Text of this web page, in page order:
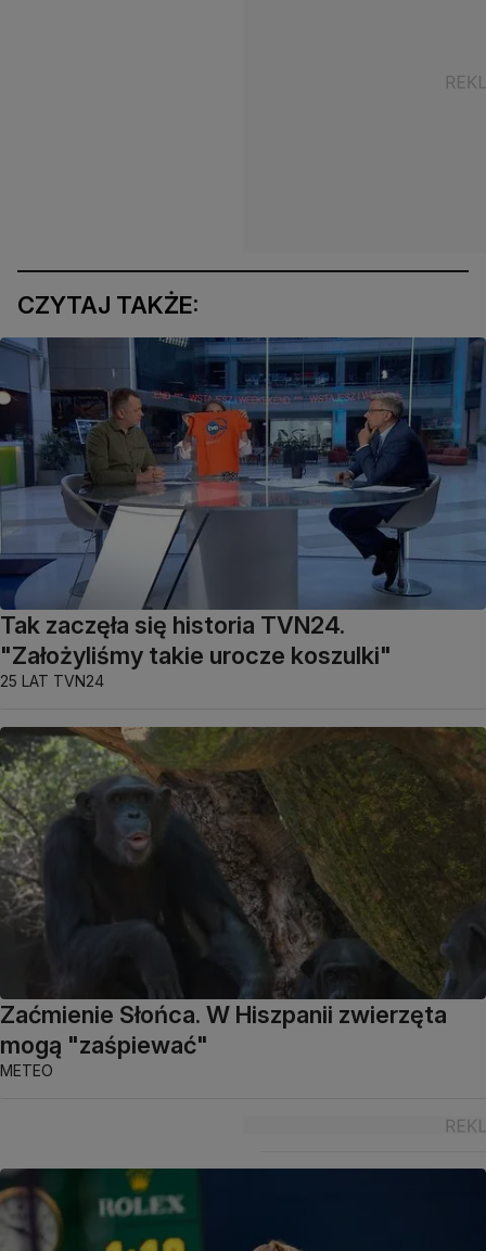
CZYTAJ TAKŻE:
Tak zaczęła się historia TVN24.
"Założyliśmy takie urocze koszulki"
25 LAT TVN24
Zaćmienie Słońca. W Hiszpanii zwierzęta
mogą "zaśpiewać"
METEO